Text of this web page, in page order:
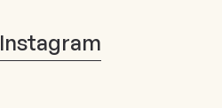
Instagram